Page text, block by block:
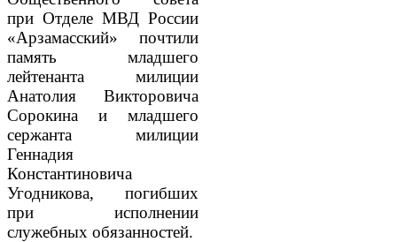
при Отделе МВД России
«Арзамасский» почтили
память младшего
лейтенанта милиции
Анатолия Викторовича
Сорокина и младшего
сержанта милиции
Геннадия
Константиновича
Угодникова, погибших
при исполнении
служебных обязанностей.